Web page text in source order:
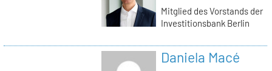
Mitglied des Vorstands der
Investitionsbank Berlin
Daniela Macé